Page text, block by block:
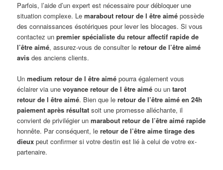
Parfois, l’aide d’un expert est nécessaire pour débloquer une
situation complexe. Lemarabout retour de l être aimé possède
des connaissances ésotériques pour lever les blocages. Si vous
contactez unpremier spécialiste du retour affectif rapide de
l’être aimé, assurez-vous de consulter leretour de l’être aimé
avis des anciens clients.
Unmedium retour de l être aimé pourra également vous
éclairer via unevoyance retour de l être aimé ou untarot
retour de l être aimé. Bien que leretour de l’être aimé en 24h
paiement après résultat soit une promesse alléchante, il
convient de privilégier unmarabout retour de l’être aimé rapide
honnête. Par conséquent, leretour de l’être aime tirage des
dieux peut confirmer si votre destin est lié à celui de votre ex-
partenaire.